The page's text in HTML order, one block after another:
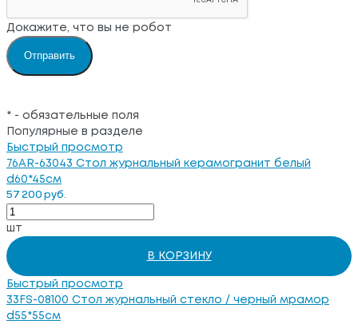
Докажите, что вы не робот
* - обязательные поля
Популярные в разделе
Быстрый просмотр
76AR-63043 Стол журнальный керамогранит белый
d60*45см
57 200 руб.
шт
В КОРЗИНУ
Быстрый просмотр
33FS-08100 Стол журнальный стекло / черный мрамор
d55*55см